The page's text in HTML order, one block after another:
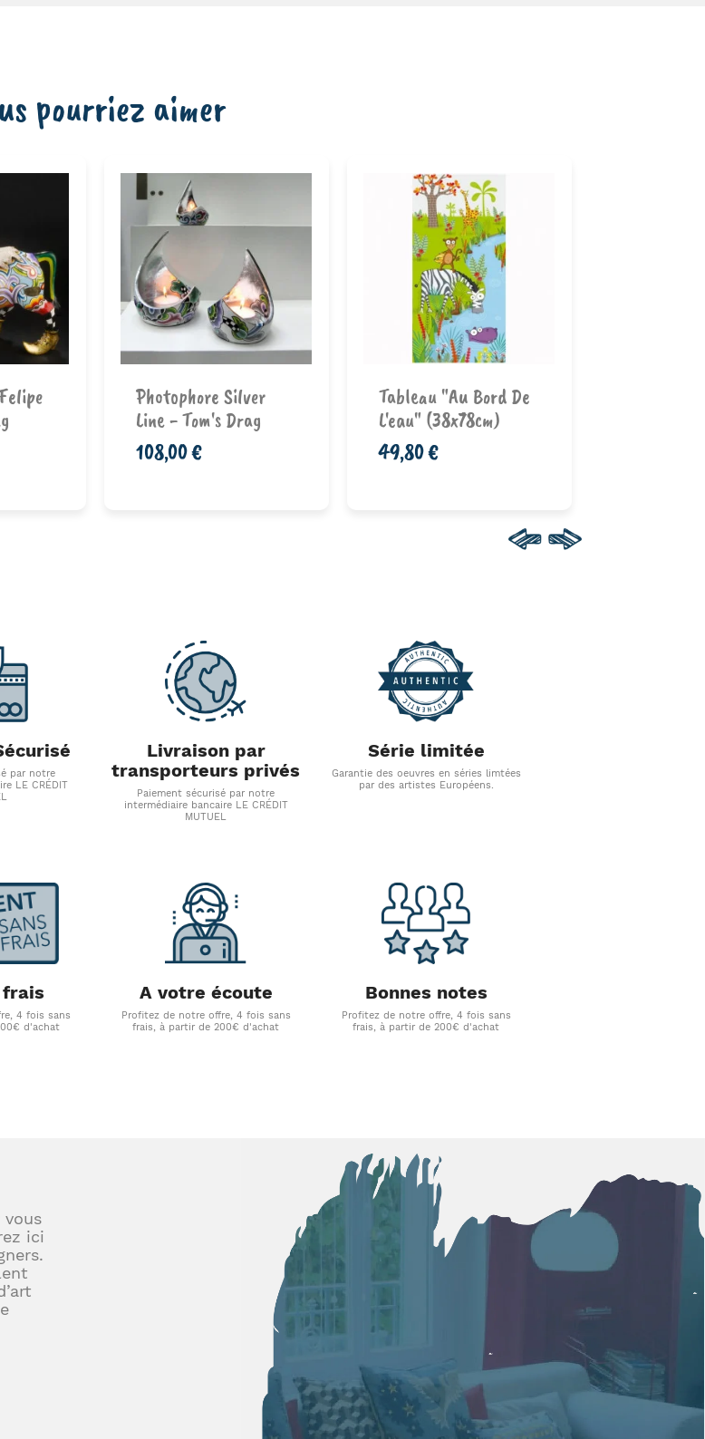
pourriez aimer
Photophore Silver
Line - Tom's Drag
108,00 €
Ajouter au
panier
Tableau "Au Bord De
L'eau" (38x78cm)
49,80 €
panier
par notre
LE CRÉDIT
Livraison par
transporteurs privés
Paiement sécurisé par notre
intermédiaire bancaire LE CRÉDIT
MUTUEL
Série limitée
Garantie des oeuvres en séries limtées
par des artistes Européens.
frais
4 fois sans
d'achat
A votre écoute
Profitez de notre offre, 4 fois sans
frais, à partir de 200€ d'achat
Bonnes notes
Profitez de notre offre, 4 fois sans
frais, à partir de 200€ d'achat
ici